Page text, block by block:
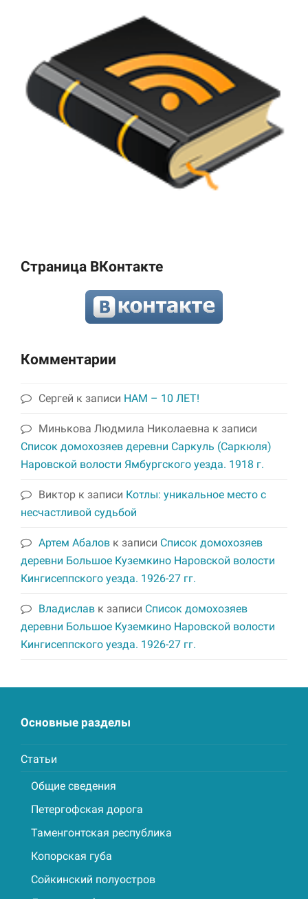
Страница ВКонтакте
Комментарии
Сергей к записи НАМ – 10 ЛЕТ!
Минькова Людмила Николаевна к записи
Список домохозяев деревни Саркуль (Саркюля)
Наровской волости Ямбургского уезда. 1918 г.
Виктор к записи Котлы: уникальное место с
несчастливой судьбой
Артем Абалов к записи Список домохозяев
деревни Большое Куземкино Наровской волости
Кингисеппского уезда. 1926-27 гг.
Владислав к записи Список домохозяев
деревни Большое Куземкино Наровской волости
Кингисеппского уезда. 1926-27 гг.
Основные разделы
Статьи
Общие сведения
Петергофская дорога
Таменгонтская республика
Копорская губа
Сойкинский полуостров